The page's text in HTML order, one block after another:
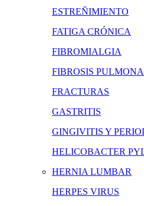
ESTREÑIMIENTO
FATIGA CRÓNICA
FIBROMIALGIA
FIBROSIS
FRACTURAS
GASTRITIS
GINGIVITIS Y
HELICOBACTER
HERNIA LUMBAR
HERPES VIRUS